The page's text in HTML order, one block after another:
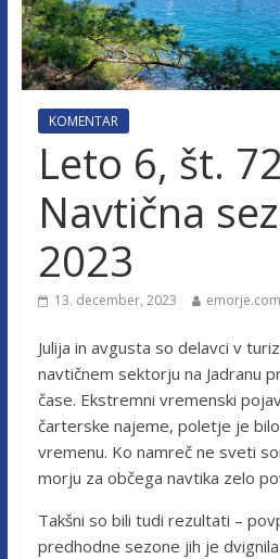
KOMENTAR
Leto 6, št.
Navtična
2023
13. december, 2023 emorje.com
Julija in avgusta so delavci v
navtičnem sektorju na Jadranu
čase. Ekstremni vremenski
čarterske najeme, poletje je
vremenu. Ko namreč ne sveti
morju za občega navtika zelo
Takšni so bili tudi rezultati –
predhodne sezone jih je